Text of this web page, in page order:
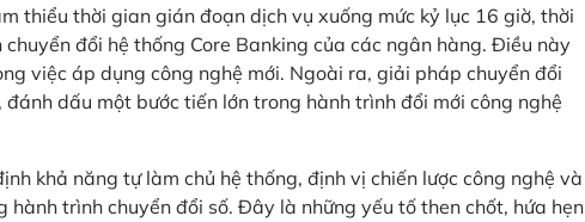
thiểu thời gian gián đoạn dịch vụ xuống mức kỷ lục 16 giờ, thời
đổi hệ thống Core Banking của các ngân hàng. Điều này
việc áp dụng công nghệ mới. Ngoài ra, giải pháp chuyển đổi
dấu một bước tiến lớn trong hành trình đổi mới công nghệ
khả năng tự làm chủ hệ thống, định vị chiến lược công nghệ và
trình chuyển đổi số. Đây là những yếu tố then chốt, hứa hẹn